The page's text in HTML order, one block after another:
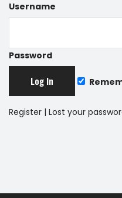
Username
Password
Register | Lost your